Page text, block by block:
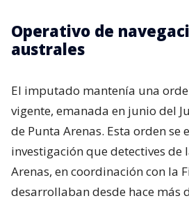
Operativo de
australes
El imputado mantenía una
vigente, emanada en junio del
de Punta Arenas. Esta orden se
investigación que detectives de
Arenas, en coordinación con la
desarrollaban desde hace más